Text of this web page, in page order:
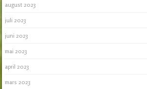
august 2023
juli 2023
juni 2023
mai 2023
april 2023
mars 2023